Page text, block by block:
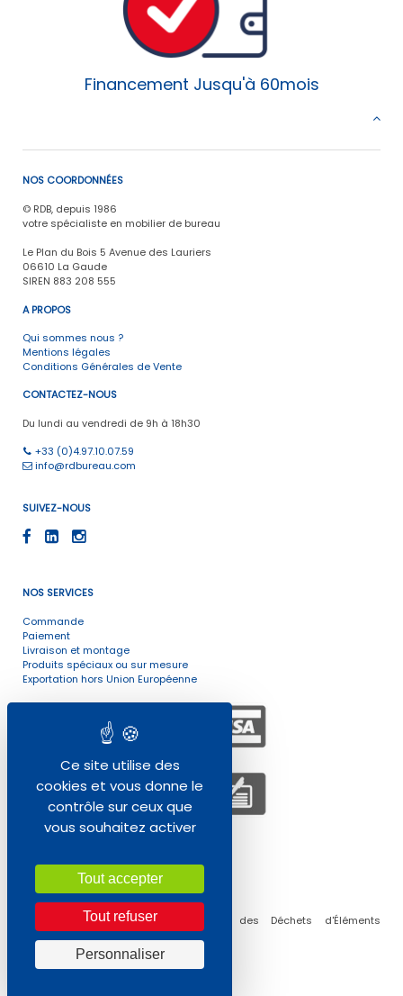
Financement Jusqu'à 60mois
NOS COORDONNÉES
© RDB, depuis 1986
votre spécialiste en mobilier de bureau
Le Plan du Bois 5 Avenue des Lauriers
06610 La Gaude
SIREN 883 208 555
A PROPOS
Qui sommes nous ?
Mentions légales
Conditions Générales de Vente
CONTACTEZ-NOUS
Du lundi au vendredi de 9h à 18h30
+33 (0)4.97.10.07.59
info@rdbureau.com
SUIVEZ-NOUS
NOS SERVICES
Commande
Paiement
Livraison et montage
Produits spéciaux ou sur mesure
Exportation hors Union Européenne
Collecte, traitement et réutilisation des Déchets d'Éléments
d'Ameublement (DEA) Professionnels
Ce site utilise des
cookies et vous donne le
contrôle sur ceux que
vous souhaitez activer
Tout accepter
Tout refuser
Personnaliser